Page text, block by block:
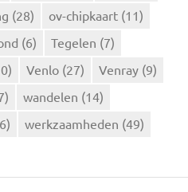
(28) ov-chipkaart (11)
(6) Tegelen (7)
Venlo (27) Venray (9)
wandelen (14)
werkzaamheden (49)